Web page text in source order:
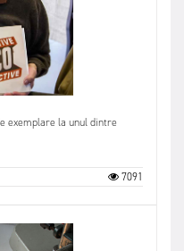
exemplare la unul dintre
7091